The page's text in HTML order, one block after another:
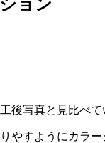
後写真と見比べて
すようにカラ